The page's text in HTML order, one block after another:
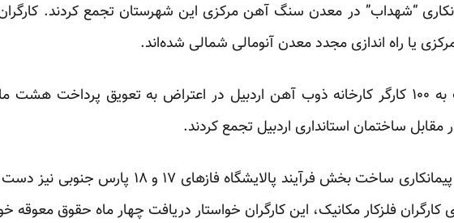
“شهداب” در معدن سنگ آهن مرکزی این شهرستانتجمع کردند.
یا راه اندازی مجدد معدن آنومالی شمالی شده‌اند.
در همین حال نزدیک به ۱۰۰ کارگر کارخانه ذوب آهن اردبیل در اعتراض به تعویق
ساختمان استانداری اردبیل تجمع کردند.
۷۰۰ کارگر شرکت‌های پیمانکاری ساخت بخش فرآیند
فلزکار مکانیک،‌ این کارگران خواستار دریافت چهار ماه حقوق معوقه